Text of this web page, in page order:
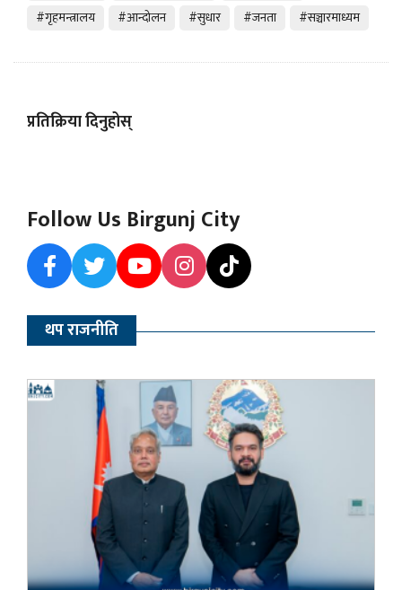
#गृहमन्त्रालय
#आन्दोलन #सुधार #जनता #सञ्चारमाध्यम
प्रतिक्रिया दिनुहोस्
Follow Us Birgunj City
थप राजनीति